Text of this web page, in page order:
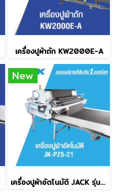
เครื่องปูผ้าถัก KW2000E-A
New
เครื่องปูผ้าอัตโนมัติ JACK รุ่น JK-PZ5-21